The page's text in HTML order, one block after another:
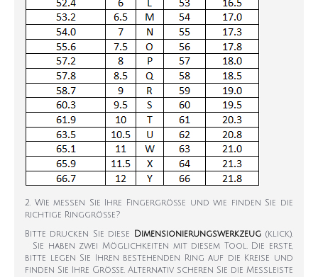
2. Wie messen Sie Ihre Fingergröße und wie finden Sie die
richtige Ringgröße?
Bitte drucken Sie diese Dimensionierungswerkzeug (klick).
Sie haben zwei Möglichkeiten mit diesem Tool. Die erste,
bitte legen Sie Ihren bestehenden Ring auf die Kreise und
finden Sie Ihre Größe. Alternativ scheren Sie die Messleiste